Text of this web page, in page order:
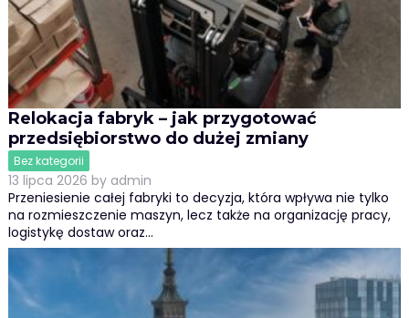
Relokacja fabryk – jak przygotować
przedsiębiorstwo do dużej zmiany
Bez kategorii
13 lipca 2026 by admin
Przeniesienie całej fabryki to decyzja, która wpływa nie tylko
na rozmieszczenie maszyn, lecz także na organizację pracy,
logistykę dostaw oraz…